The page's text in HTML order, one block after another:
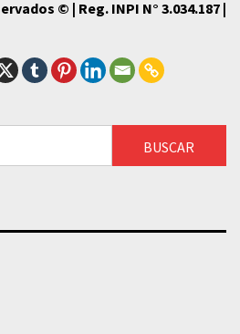
© | Reg. INPI N° 3.034.187 |